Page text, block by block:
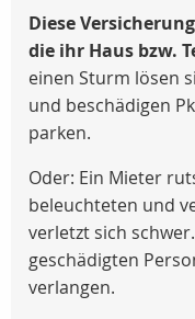
Diese
die ihr Haus bzw.
einen Sturm lösen
und beschädigen
parken.
Oder: Ein Mieter
beleuchteten und
verletzt sich
geschädigten
verlangen.